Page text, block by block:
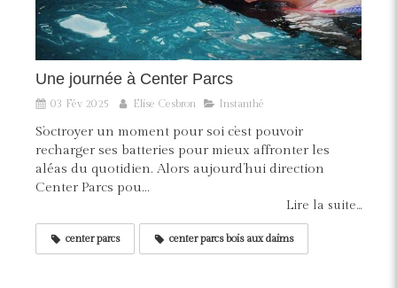
Une journée à Center Parcs
03 Fév 2025 Elise Cesbron Instanthé
S’octroyer un moment pour soi c’est pouvoir
recharger ses batteries pour mieux affronter les
aléas du quotidien. Alors aujourd’hui direction
Center Parcs pou...
Lire la suite...
center parcs center parcs bois aux daims